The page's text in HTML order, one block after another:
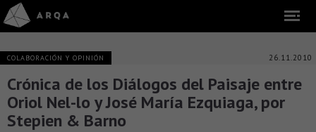
COLABORACIÓN Y OPINIÓN 26.11.2010
Crónica de los Diálogos del Paisaje entre
Oriol Nel-lo y José María Ezquiaga, por
Stepien & Barno